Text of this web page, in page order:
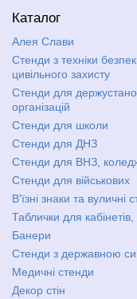
Каталог
Алея Слави
Стенди з техніки
цивільного захисту
Стенди для
організацій
Стенди для школи
Стенди для ДНЗ
Стенди для ВНЗ,
Стенди для військових
В'їзні знаки та вуличні
Таблички для
Банери
Стенди з державною
Медичні стенди
Декор стін